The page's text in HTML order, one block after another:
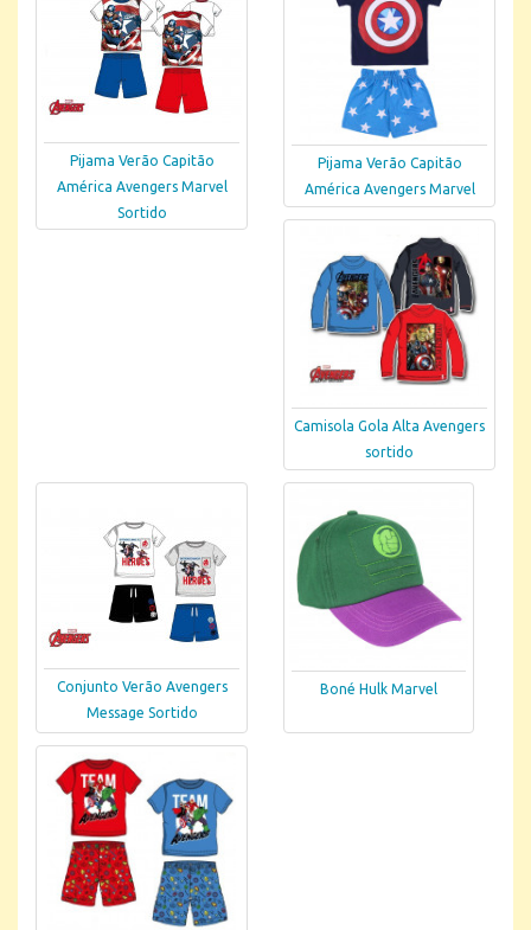
Pijama Verão Capitão
América Avengers Marvel
Sortido
Pijama Verão Capitão
América Avengers Marvel
Camisola Gola Alta Avengers
sortido
Conjunto Verão Avengers
Message Sortido
Boné Hulk Marvel